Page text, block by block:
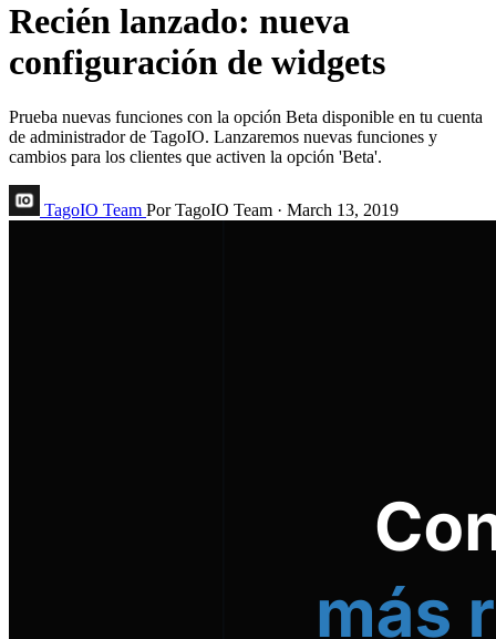
Recién lanzado: nueva
configuración de widgets
Prueba nuevas funciones con la opción Beta disponible en tu cuenta
de administrador de TagoIO. Lanzaremos nuevas funciones y
cambios para los clientes que activen la opción 'Beta'.
TagoIO Team Por TagoIO Team · March 13, 2019